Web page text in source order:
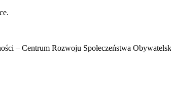
– Centrum Rozwoju Społeczeństwa